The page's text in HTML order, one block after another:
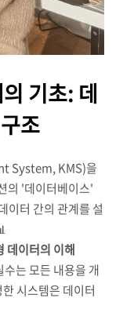
기초: 데
조
System, KMS)을
의 '데이터베이스'
이터 간의 관계를 설
데이터의 이해
는 모든 내용을 개
시스템은 데이터